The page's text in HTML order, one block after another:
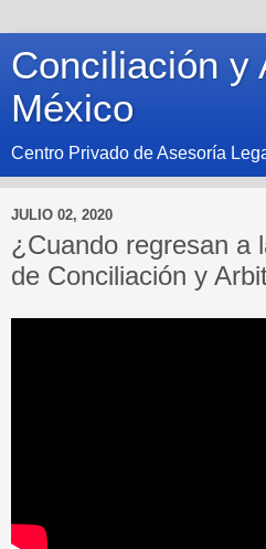
Conciliación y
México
Centro Privado de Asesoría
JULIO 02, 2020
¿Cuando regresan a
de Conciliación y